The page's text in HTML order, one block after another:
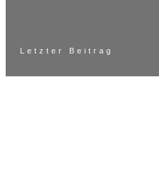
Letzter Beitrag